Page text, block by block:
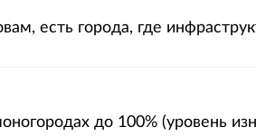
есть города, где
до 100% (уровень